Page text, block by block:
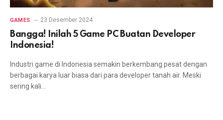
GAMES 23 Desember 2024
Bangga! Inilah 5 Game PC Buatan Developer
Indonesia!
Industri game di Indonesia semakin berkembang pesat dengan
berbagai karya luar biasa dari para developer tanah air. Meski
sering kali…